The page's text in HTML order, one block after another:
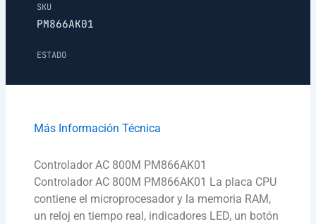
SKU
PM866AK01
ESTADO
Más Información Técnica
Controlador AC 800M PM866AK01
Controlador AC 800M PM866AK01 La placa CPU
contiene el microprocesador y la memoria RAM,
un reloj en tiempo real, indicadores LED, un botón